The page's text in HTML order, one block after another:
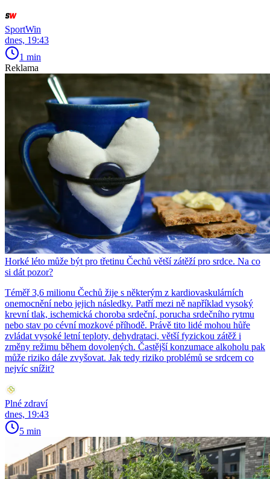
SportWin
dnes, 19:43
1 min
Reklama
Horké léto může být pro třetinu Čechů větší zátěží pro srdce. Na co
si dát pozor?
Téměř 3,6 milionu Čechů žije s některým z kardiovaskulárních
onemocnění nebo jejich následky. Patří mezi ně například vysoký
krevní tlak, ischemická choroba srdeční, porucha srdečního rytmu
nebo stav po cévní mozkové příhodě. Právě tito lidé mohou hůře
zvládat vysoké letní teploty, dehydrataci, větší fyzickou zátěž i
změny režimu během dovolených. Častější konzumace alkoholu pak
může riziko dále zvyšovat. Jak tedy riziko problémů se srdcem co
nejvíc snížit?
Plné zdraví
dnes, 19:43
5 min